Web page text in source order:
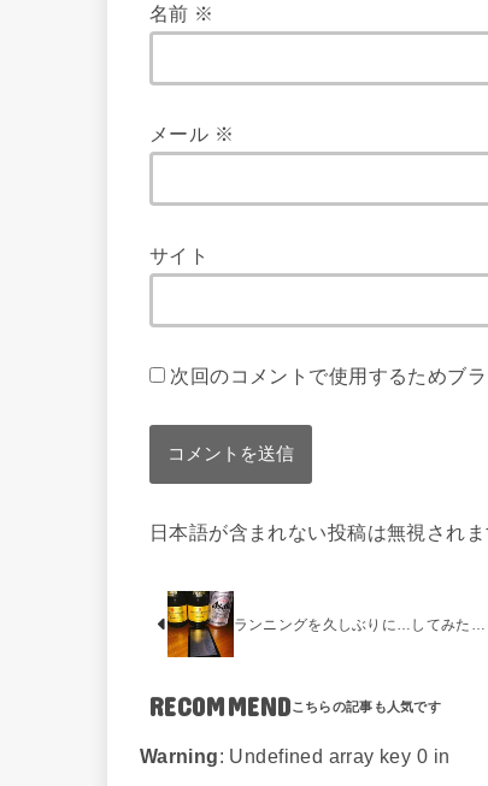
名前 ※
メール ※
サイト
次回のコメントで使用するためブ
日本語が含まれない投稿は無視され
ランニングを久しぶりに…してみた…
RECOMMEND
Warning: Undefined array key 0 in